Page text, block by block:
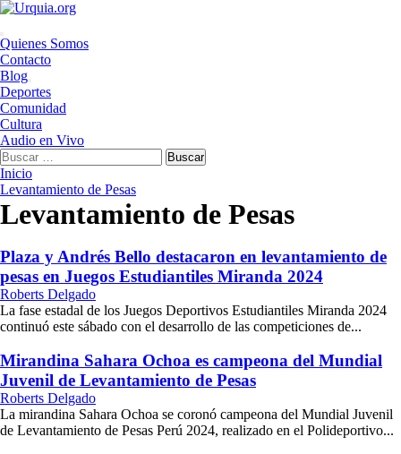
Saltar
contenido
Menú
principal
Quienes Somos
Contacto
Blog
Deportes
Comunidad
Cultura
Audio en Vivo
Buscar:
Inicio
Levantamiento de Pesas
Levantamiento de Pesas
Plaza y Andrés Bello destacaron en levantamiento de
pesas en Juegos Estudiantiles Miranda 2024
Roberts Delgado
La fase estadal de los Juegos Deportivos Estudiantiles Miranda 2024
continuó este sábado con el desarrollo de las competiciones de...
Mirandina Sahara Ochoa es campeona del Mundial
Juvenil de Levantamiento de Pesas
Roberts Delgado
La mirandina Sahara Ochoa se coronó campeona del Mundial Juvenil
de Levantamiento de Pesas Perú 2024, realizado en el Polideportivo...